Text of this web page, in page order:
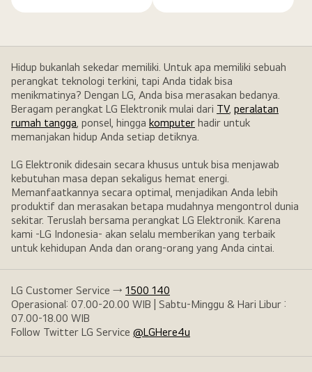
Hidup bukanlah sekedar memiliki. Untuk apa memiliki sebuah
perangkat teknologi terkini, tapi Anda tidak bisa
menikmatinya? Dengan LG, Anda bisa merasakan bedanya.
Beragam perangkat LG Elektronik mulai dari TV, peralatan
rumah tangga, ponsel, hingga komputer hadir untuk
memanjakan hidup Anda setiap detiknya.
LG Elektronik didesain secara khusus untuk bisa menjawab
kebutuhan masa depan sekaligus hemat energi.
Memanfaatkannya secara optimal, menjadikan Anda lebih
produktif dan merasakan betapa mudahnya mengontrol dunia
sekitar. Teruslah bersama perangkat LG Elektronik. Karena
kami -LG Indonesia- akan selalu memberikan yang terbaik
untuk kehidupan Anda dan orang-orang yang Anda cintai.
LG Customer Service → 1500 140
Operasional: 07.00-20.00 WIB | Sabtu-Minggu & Hari Libur :
07.00-18.00 WIB
Follow Twitter LG Service @LGHere4u